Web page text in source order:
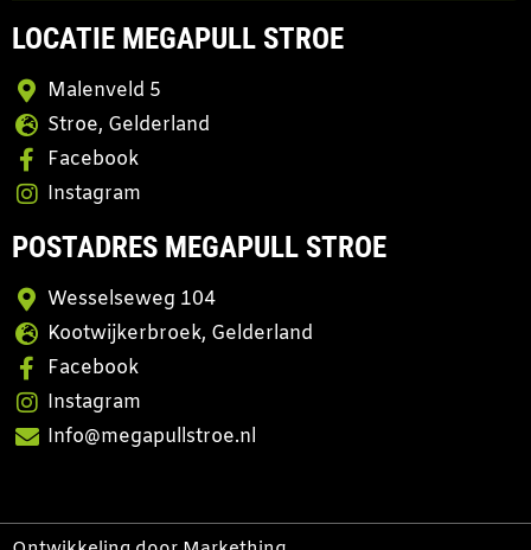
LOCATIE MEGAPULL STROE
Malenveld 5
Stroe, Gelderland
Facebook
Instagram
POSTADRES MEGAPULL STROE
Wesselseweg 104
Kootwijkerbroek, Gelderland
Facebook
Instagram
Info@megapullstroe.nl